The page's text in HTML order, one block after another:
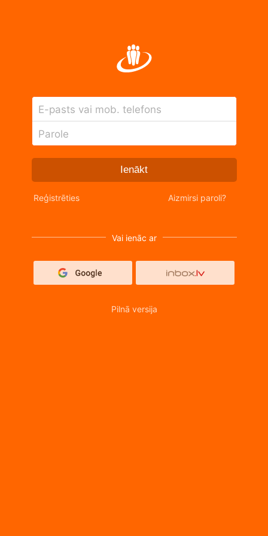
E-pasts vai mob. telefons
Parole
Ienākt
Reģistrēties Aizmirsi paroli?
Vai ienāc ar
Pilnā versija